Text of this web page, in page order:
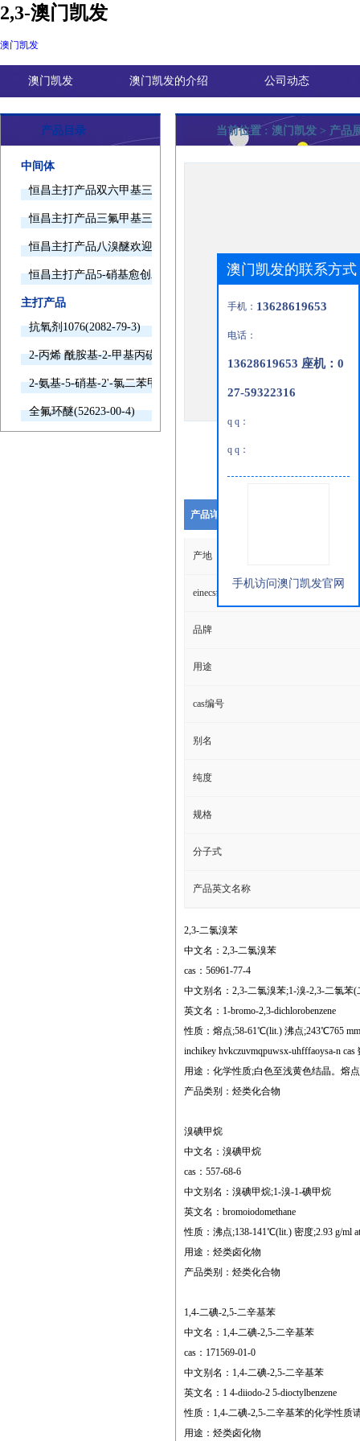
2,3-澳门凯发
澳门凯发
澳门凯发 澳门凯发的介绍 公司动态
产品目录
中间体
恒昌主打产品双六甲基三胺欢迎询价
恒昌主打产品三氟甲基三甲基硅烷欢迎询价
恒昌主打产品八溴醚欢迎询价
恒昌主打产品5-硝基愈创木酚钠欢迎询价
主打产品
抗氧剂1076(2082-79-3)
2-丙烯 酰胺基-2-甲基丙磺酸(15214-89-8)
2-氨基-5-硝基-2'-氯二苯甲酮(2011-66-7)
全氟环醚(52623-00-4)
当前位置 : 澳门凯发 > 产品
产品详细说明
产地
einecs编号
品牌
用途
cas编号
别名
纯度
规格
分子式
产品英文名称
2,3-二氯溴苯
中文名：2,3-二氯溴苯
cas：56961-77-4
中文别名：2,3-二氯溴苯;1-溴-2,3-二氯苯
英文名：1-bromo-2,3-dichlorobenzene
性质：熔点;58-61℃(lit.) 沸点;243℃765 mm
inchikey hvkczuvmqpuwsx-uhfffaoysa-n cas
用途：化学性质;白色至浅黄色结晶。熔
产品类别：烃类化合物
溴碘甲烷
中文名：溴碘甲烷
cas：557-68-6
中文别名：溴碘甲烷;1-溴-1-碘甲烷
英文名：bromoiodomethane
性质：沸点;138-141℃(lit.) 密度;2.93 g/ml
用途：烃类卤化物
产品类别：烃类化合物
1,4-二碘-2,5-二辛基苯
中文名：1,4-二碘-2,5-二辛基苯
cas：171569-01-0
中文别名：1,4-二碘-2,5-二辛基苯
英文名：1 4-diiodo-2 5-dioctylbenzene
性质：1,4-二碘-2,5-二辛基苯的化学性质
用途：烃类卤化物
澳门凯发的联系方式
手机： 13628619653
电话：
13628619653 座机：0
27-59322316
q q：
q q：
手机访问澳门凯发官网